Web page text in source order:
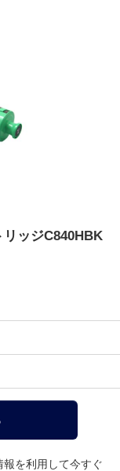
ッジC840HBK
を利用して今すぐ